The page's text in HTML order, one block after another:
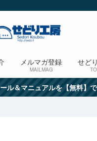
メルマガ登録
MAILMAG
せど
ル＆マニュアルを【無料】